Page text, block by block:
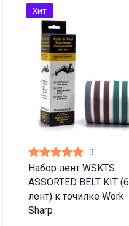
3
Набор лент WSKTS
ASSORTED BELT KIT (6
лент) к точилке Work
Sharp
Хит